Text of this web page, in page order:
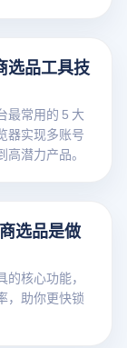
选品工具技
最常用的 5 大
器实现多账号
潜力产品。
选品是做
核心功能，
，助你更快锁